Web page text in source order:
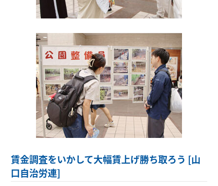
賃金調査をいかして大幅賃上げ勝ち取ろう [山
口自治労連]